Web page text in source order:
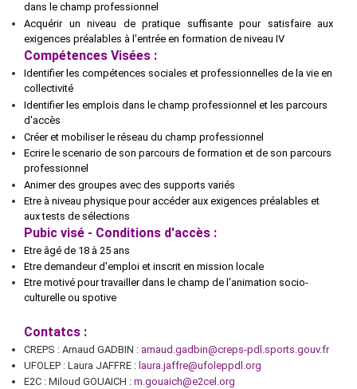
dans le champ professionnel
Acquérir un niveau de pratique suffisante pour satisfaire aux
exigences préalables à l'entrée en formation de niveau IV
Compétences Visées :
Identifier les compétences sociales et professionnelles de la vie en
collectivité
Identifier les emplois dans le champ professionnel et les parcours
d'accès
Créer et mobiliser le réseau du champ professionnel
Ecrire le scenario de son parcours de formation et de son parcours
professionnel
Animer des groupes avec des supports variés
Etre à niveau physique pour accéder aux exigences préalables et
aux tests de sélections
Pubic visé - Conditions d'accès :
Etre âgé de 18 à 25 ans
Etre demandeur d'emploi et inscrit en mission locale
Etre motivé pour travailler dans le champ de l'animation socio-
culturelle ou spotive
Contatcs :
CREPS : Arnaud GADBIN : arnaud.gadbin@creps-pdl.sports.gouv.fr
UFOLEP : Laura JAFFRE : laura.jaffre@ufoleppdl.org
E2C : Miloud GOUAICH : m.gouaich@e2cel.org